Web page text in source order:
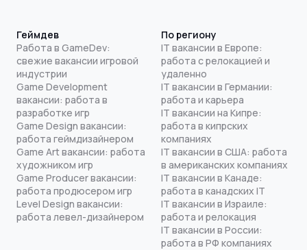
Геймдев
Работа в GameDev:
свежие вакансии игровой
индустрии
Game Development
вакансии: работа в
разработке игр
Game Design вакансии:
работа геймдизайнером
Game Art вакансии: работа
художником игр
Game Producer вакансии:
работа продюсером игр
Level Design вакансии:
работа левел-дизайнером
По региону
IT вакансии в Европе:
работа с релокацией и
удаленно
IT вакансии в Германии:
работа и карьера
IT вакансии на Кипре:
работа в кипрских
компаниях
IT вакансии в США: работа
в американских компаниях
IT вакансии в Канаде:
работа в канадских IT
IT вакансии в Израиле:
работа и релокация
IT вакансии в России:
работа в РФ компаниях